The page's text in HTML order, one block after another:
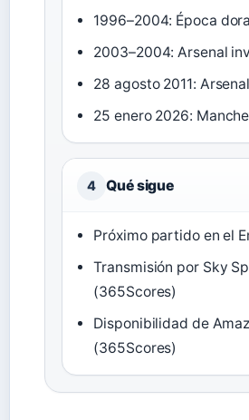
1996–2004: Época
2003–2004: Arsenal
28 agosto 2011:
25 enero 2026:
4 Qué sigue
Próximo partido en el
Transmisión por Sky
(365Scores)
Disponibilidad de
(365Scores)